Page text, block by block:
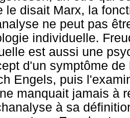
le disait Marx, la
ne peut pas
individuelle.
est aussi une
d'un symptôme
Engels, puis
manquait jamais à
à sa